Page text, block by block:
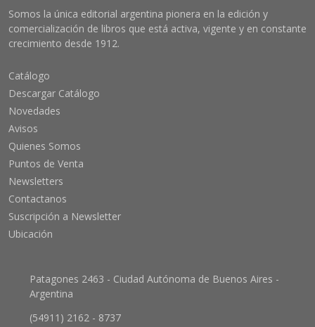
Somos la única editorial argentina pionera en la edición y
comercialización de libros que está activa, vigente y en constante
crecimiento desde 1912.
Catálogo
Descargar Catálogo
Novedades
Avisos
Quienes Somos
Puntos de Venta
Newsletters
Contactanos
Suscripción a Newsletter
Ubicación
Patagones 2463 - Ciudad Autónoma de Buenos Aires -
Argentina
(54911) 2162 - 8737